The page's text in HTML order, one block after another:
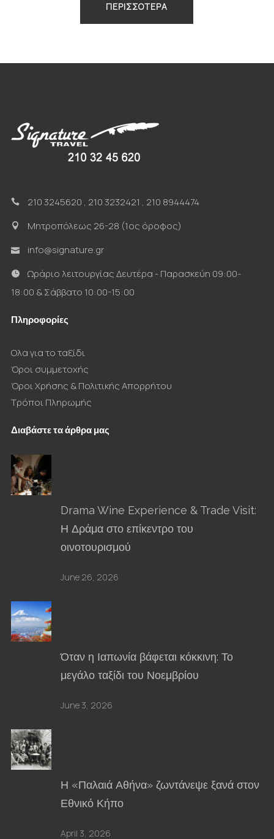
ΠΕΡΙΣΣΟΤΕΡΑ
210 3245620 , 210 3232421 , 210 8944474
Μητροπόλεως 26-28 (1ος όροφος)
info@signature.gr
Ωράριο λειτουργίας Δευτέρα - Παρασκεύη 09:00-
18:00 & Σάββατο 10:00-15:00
Πληροφορίες
Ολα για το ταξίδι
Όροι συμμετοχής
Όροι Χρήσης & Πολιτικής Απορρήτου
Τρόποι Πληρωμής
Διαβάστε τα άρθρα μας
Drama Wine Experience & Trade Visit:
Η Δράμα στο επίκεντρο του
οινοτουρισμού
June 26, 2026
Όταν η Ιαπωνία βάφεται κόκκινη: Το
μεγάλο ταξίδι του Νοεμβρίου
June 3, 2026
Η «Παλαιά Αθήνα» ζωντάνεψε ξανά στον
Εθνικό Κήπο
April 3, 2026